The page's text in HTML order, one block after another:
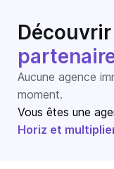
Aucune agence
moment.
Vous êtes une
Horiz et